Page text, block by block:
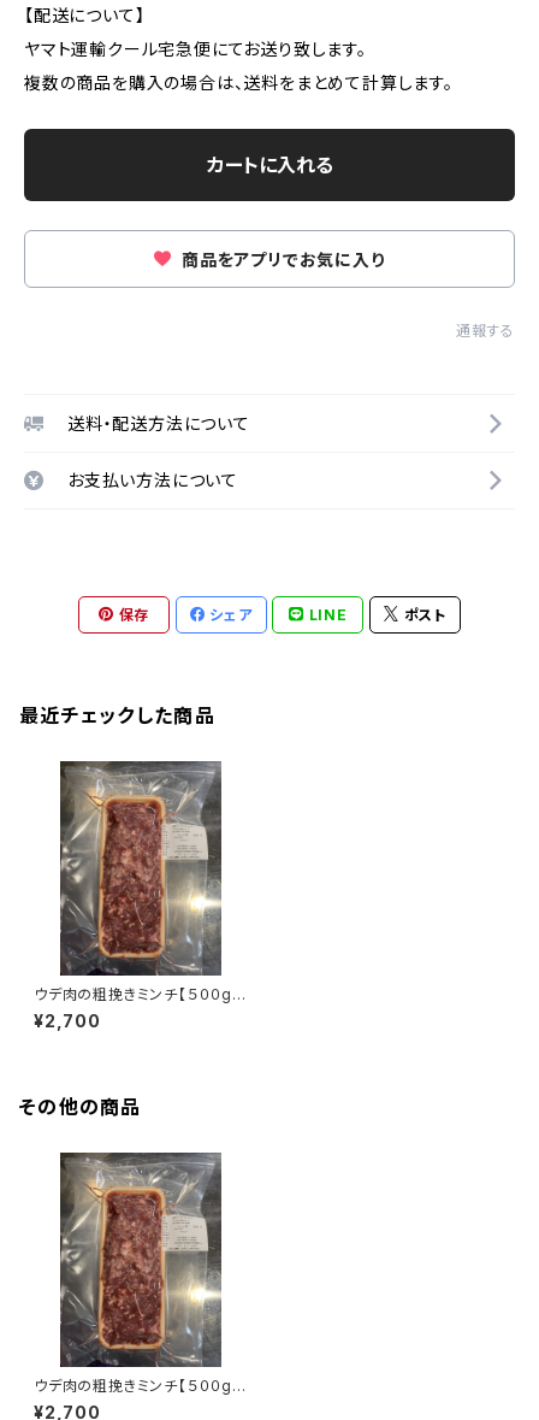
【配送について】
ヤマト運輸クール宅急便にてお送り致します。
複数の商品を購入の場合は、送料をまとめて計算します。
カートに入れる
商品をアプリでお気に入り
通報する
送料・配送方法について
お支払い方法について
保存 シェア LINE ポスト
最近チェックした商品
ウデ肉の粗挽きミンチ【５００g】
リュウキュウイノシシ 捕獲地：
加計呂麻島
¥2,700
その他の商品
ウデ肉の粗挽きミンチ【５００g】
リュウキュウイノシシ 捕獲地：
¥2,700